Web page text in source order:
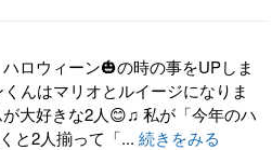
ロウィーン🎃の時の事をUPしま
んはマリオとルイージになりま
大好きな2人😊♫ 私が「今年のハ
と2人揃って「... 続きをみる